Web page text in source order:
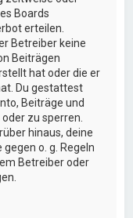
Boards
erteilen.
Betreiber keine
Beiträgen
hat oder die er
Du gestattest
Beiträge und
zu sperren.
hinaus, deine
o. g. Regeln
Betreiber oder